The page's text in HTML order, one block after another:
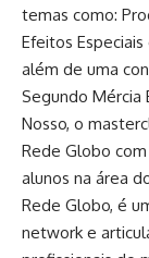
temas como:
Efeitos
além de uma
Segundo Mércia
Nosso, o
Rede Globo
alunos na área
Rede Globo, é
network e